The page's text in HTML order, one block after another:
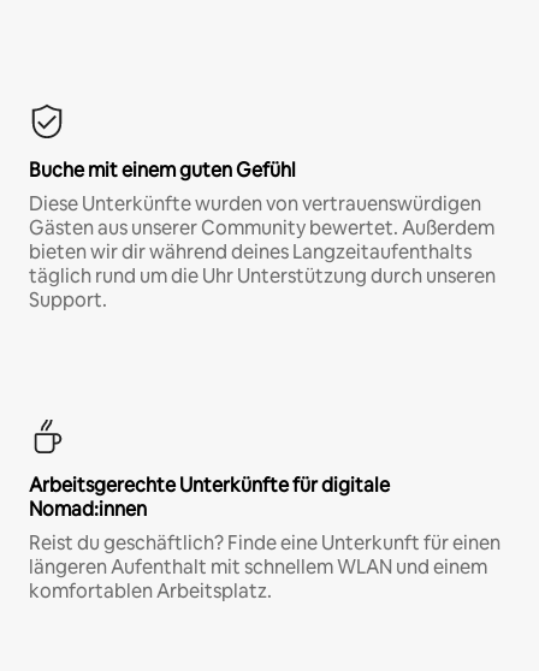
Buche mit einem guten Gefühl
Diese Unterkünfte wurden von vertrauenswürdigen
Gästen aus unserer Community bewertet. Außerdem
bieten wir dir während deines Langzeitaufenthalts
täglich rund um die Uhr Unterstützung durch unseren
Support.
Arbeitsgerechte Unterkünfte für digitale
Nomad:innen
Reist du geschäftlich? Finde eine Unterkunft für einen
längeren Aufenthalt mit schnellem WLAN und einem
komfortablen Arbeitsplatz.